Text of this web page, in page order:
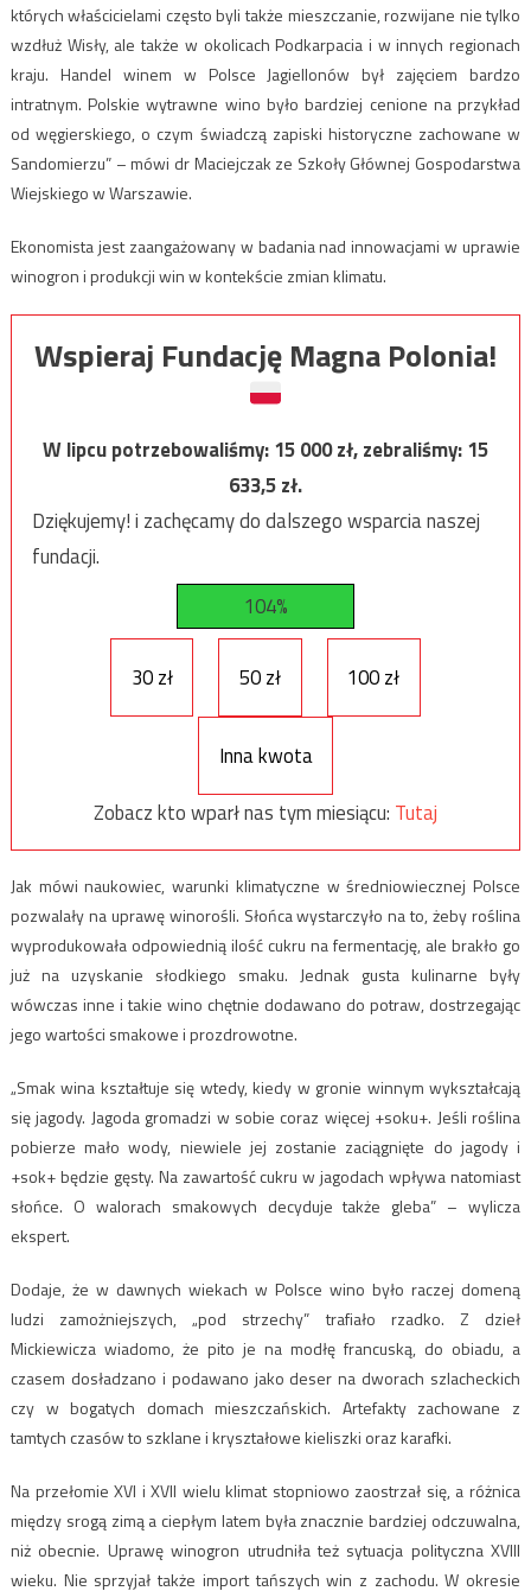
których właścicielami często byli także mieszczanie, rozwijane nie tylko
wzdłuż Wisły, ale także w okolicach Podkarpacia i w innych regionach
kraju. Handel winem w Polsce Jagiellonów był zajęciem bardzo
intratnym. Polskie wytrawne wino było bardziej cenione na przykład
od węgierskiego, o czym świadczą zapiski historyczne zachowane w
Sandomierzu” – mówi dr Maciejczak ze Szkoły Głównej Gospodarstwa
Wiejskiego w Warszawie.
Ekonomista jest zaangażowany w badania nad innowacjami w uprawie
winogron i produkcji win w kontekście zmian klimatu.
Wspieraj Fundację Magna Polonia!
W lipcu potrzebowaliśmy:15 000zł, zebraliśmy:15
633,5zł.
Dziękujemy! i zachęcamy do dalszego wsparcia naszej
fundacji.
104%
30 zł 50 zł 100 zł
Inna kwota
Zobacz kto wparł nas tym miesiącu: Tutaj
Jak mówi naukowiec, warunki klimatyczne w średniowiecznej Polsce
pozwalały na uprawę winorośli. Słońca wystarczyło na to, żeby roślina
wyprodukowała odpowiednią ilość cukru na fermentację, ale brakło go
już na uzyskanie słodkiego smaku. Jednak gusta kulinarne były
wówczas inne i takie wino chętnie dodawano do potraw, dostrzegając
jego wartości smakowe i prozdrowotne.
„Smak wina kształtuje się wtedy, kiedy w gronie winnym wykształcają
się jagody. Jagoda gromadzi w sobie coraz więcej +soku+. Jeśli roślina
pobierze mało wody, niewiele jej zostanie zaciągnięte do jagody i
+sok+ będzie gęsty. Na zawartość cukru w jagodach wpływa natomiast
słońce. O walorach smakowych decyduje także gleba” – wylicza
ekspert.
Dodaje, że w dawnych wiekach w Polsce wino było raczej domeną
ludzi zamożniejszych, „pod strzechy” trafiało rzadko. Z dzieł
Mickiewicza wiadomo, że pito je na modłę francuską, do obiadu, a
czasem dosładzano i podawano jako deser na dworach szlacheckich
czy w bogatych domach mieszczańskich. Artefakty zachowane z
tamtych czasów to szklane i kryształowe kieliszki oraz karafki.
Na przełomie XVI i XVII wielu klimat stopniowo zaostrzał się, a różnica
między srogą zimą a ciepłym latem była znacznie bardziej odczuwalna,
niż obecnie. Uprawę winogron utrudniła też sytuacja polityczna XVIII
wieku. Nie sprzyjał także import tańszych win z zachodu. W okresie